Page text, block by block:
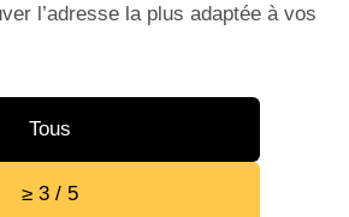
l’adresse la plus adaptée à vos
Tous
≥ 3 / 5